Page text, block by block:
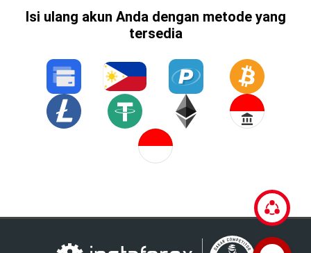
Isi ulang akun Anda dengan metode yang
tersedia